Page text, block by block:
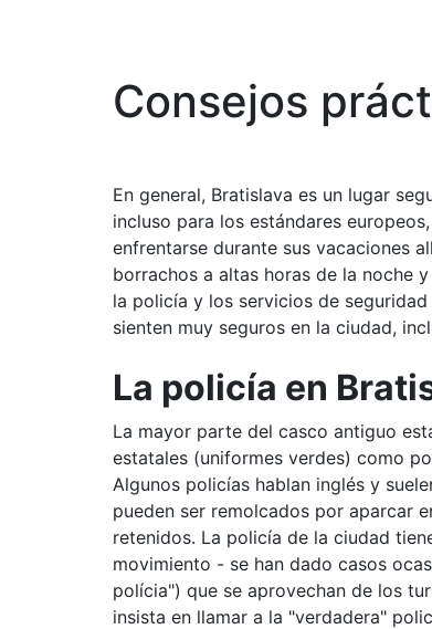
Consejos
En general, Bratislava es un lugar
incluso para los estándares
enfrentarse durante sus vacaciones
borrachos a altas horas de la noche
la policía y los servicios de
sienten muy seguros en la ciudad,
La policía en
La mayor parte del casco antiguo
estatales (uniformes verdes) como
Algunos policías hablan inglés y
pueden ser remolcados por aparcar
retenidos. La policía de la ciudad
movimiento - se han dado casos
polícia") que se aprovechan de los
insista en llamar a la "verdadera"